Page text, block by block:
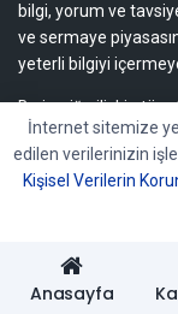
bilgi, yorum ve
ve sermaye
yeterli bilgiyi
Bu içeriğe ilişkin tüm
aittir. Bu içerik, açık
herhangi bir amaçla,
dağıtılamaz,
İnternet sitemize
edilen verilerinizin
Kişisel Verilerin
Anasayfa